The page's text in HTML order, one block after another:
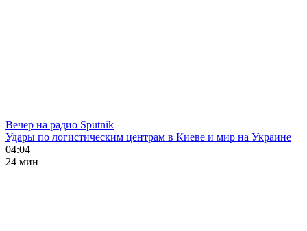
Вечер на радио Sputnik
Удары по логистическим центрам в Киеве и мир на Украине
04:04
24 мин